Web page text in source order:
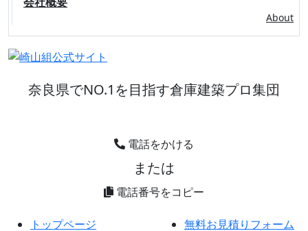
About
奈良県でNO.1を目指す倉庫建築プロ集団
電話をかける
または
電話番号をコピー
トップページ 無料お見積りフォーム